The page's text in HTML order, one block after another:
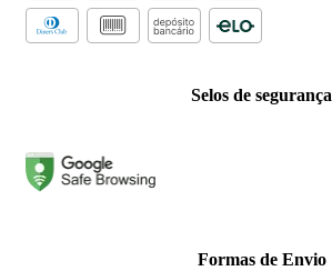
Selos de segurança
Formas de Envio